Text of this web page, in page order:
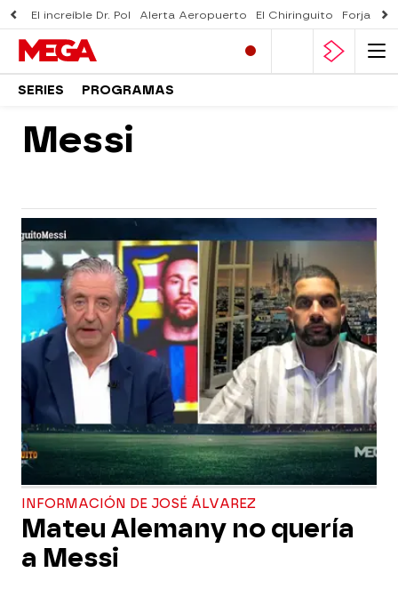
El increíble Dr. Pol Alerta Aeropuerto El Chiringuito Forjado
SERIES PROGRAMAS
Messi
INFORMACIÓN DE JOSÉ ÁLVAREZ
Mateu Alemany no quería
a Messi